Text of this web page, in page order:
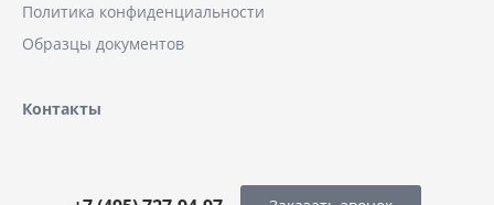
Политика конфиденциальности
Образцы документов
Контакты